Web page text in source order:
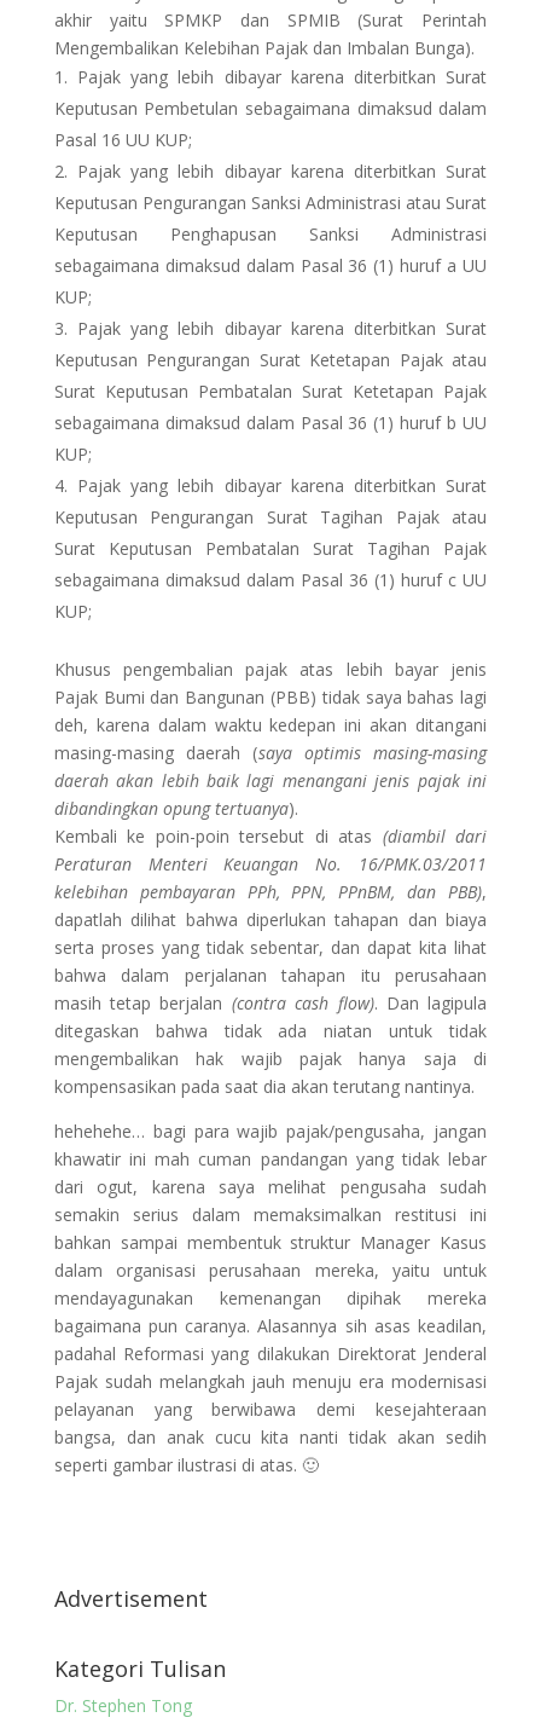
akhir yaitu SPMKP dan SPMIB (Surat Perintah
Mengembalikan Kelebihan Pajak dan Imbalan Bunga).
Pajak yang lebih dibayar karena diterbitkan Surat
Keputusan Pembetulan sebagaimana dimaksud dalam
Pasal 16 UU KUP;
Pajak yang lebih dibayar karena diterbitkan Surat
Keputusan Pengurangan Sanksi Administrasi atau Surat
Keputusan Penghapusan Sanksi Administrasi
sebagaimana dimaksud dalam Pasal 36 (1) huruf a UU
KUP;
Pajak yang lebih dibayar karena diterbitkan Surat
Keputusan Pengurangan Surat Ketetapan Pajak atau
Surat Keputusan Pembatalan Surat Ketetapan Pajak
sebagaimana dimaksud dalam Pasal 36 (1) huruf b UU
KUP;
Pajak yang lebih dibayar karena diterbitkan Surat
Keputusan Pengurangan Surat Tagihan Pajak atau
Surat Keputusan Pembatalan Surat Tagihan Pajak
sebagaimana dimaksud dalam Pasal 36 (1) huruf c UU
KUP;
Khusus pengembalian pajak atas lebih bayar jenis
Pajak Bumi dan Bangunan (PBB) tidak saya bahas lagi
deh, karena dalam waktu kedepan ini akan ditangani
masing-masing daerah (saya optimis masing-masing
daerah akan lebih baik lagi menangani jenis pajak ini
dibandingkan opung tertuanya).
Kembali ke poin-poin tersebut di atas (diambil dari
Peraturan Menteri Keuangan No. 16/PMK.03/2011
kelebihan pembayaran PPh, PPN, PPnBM, dan PBB),
dapatlah dilihat bahwa diperlukan tahapan dan biaya
serta proses yang tidak sebentar, dan dapat kita lihat
bahwa dalam perjalanan tahapan itu perusahaan
masih tetap berjalan (contra cash flow). Dan lagipula
ditegaskan bahwa tidak ada niatan untuk tidak
mengembalikan hak wajib pajak hanya saja di
kompensasikan pada saat dia akan terutang nantinya.
hehehehe… bagi para wajib pajak/pengusaha, jangan
khawatir ini mah cuman pandangan yang tidak lebar
dari ogut, karena saya melihat pengusaha sudah
semakin serius dalam memaksimalkan restitusi ini
bahkan sampai membentuk struktur Manager Kasus
dalam organisasi perusahaan mereka, yaitu untuk
mendayagunakan kemenangan dipihak mereka
bagaimana pun caranya. Alasannya sih asas keadilan,
padahal Reformasi yang dilakukan Direktorat Jenderal
Pajak sudah melangkah jauh menuju era modernisasi
pelayanan yang berwibawa demi kesejahteraan
bangsa, dan anak cucu kita nanti tidak akan sedih
seperti gambar ilustrasi di atas. 🙂
Advertisement
Kategori Tulisan
Dr. Stephen Tong